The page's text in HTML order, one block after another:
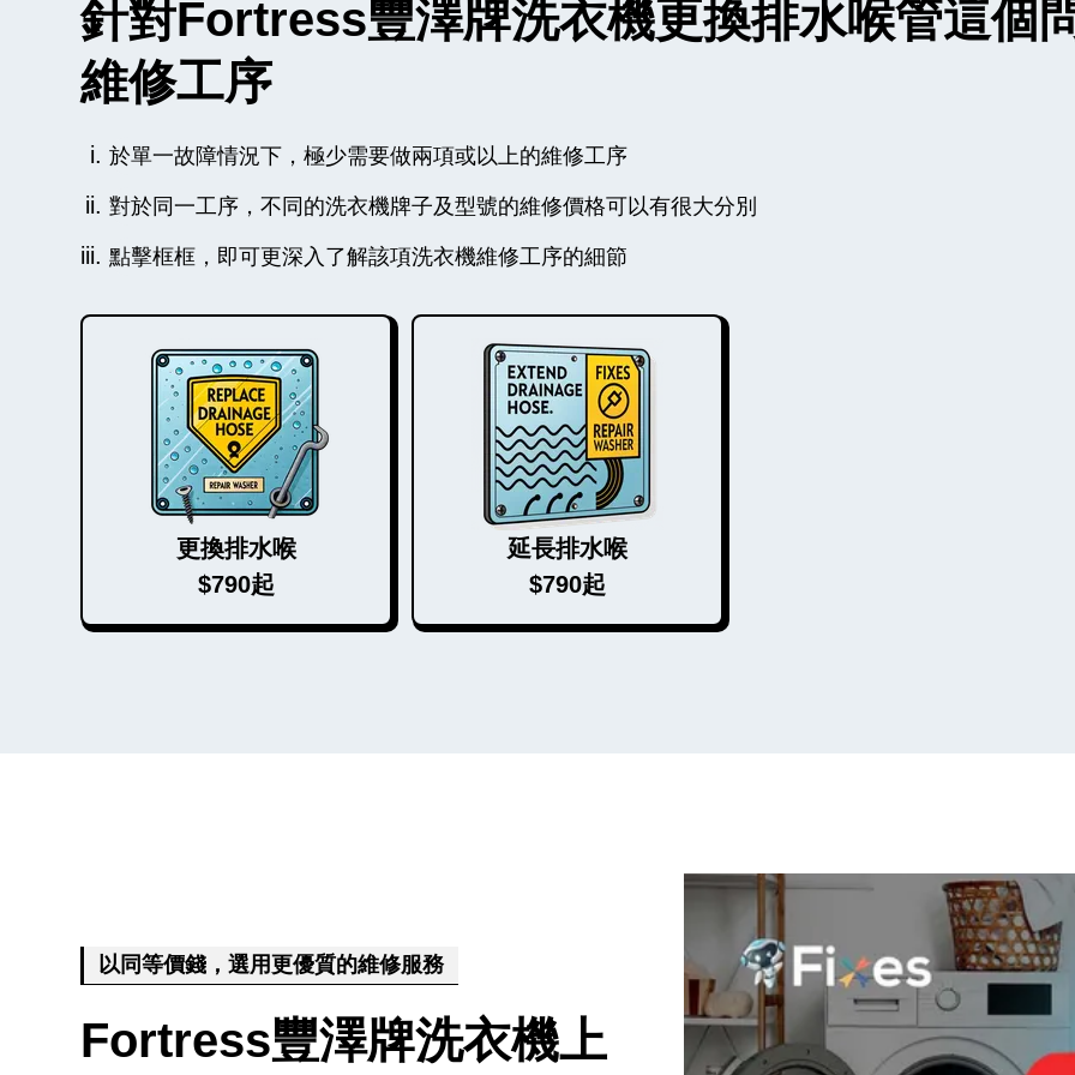
針對Fortress豐澤牌洗衣機更換排水喉管這個
維修工序
於單一故障情況下，極少需要做兩項或以上的維修工序
對於同一工序，不同的洗衣機牌子及型號的維修價格可以有很大分別
點擊框框，即可更深入了解該項洗衣機維修工序的細節
更換排水喉
$790起
延長排水喉
$790起
以同等價錢，選用更優質的維修服務
Fortress豐澤牌洗衣機上